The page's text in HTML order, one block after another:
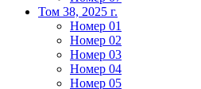
Том 38, 2025 г.
Номер 01
Номер 02
Номер 03
Номер 04
Номер 05